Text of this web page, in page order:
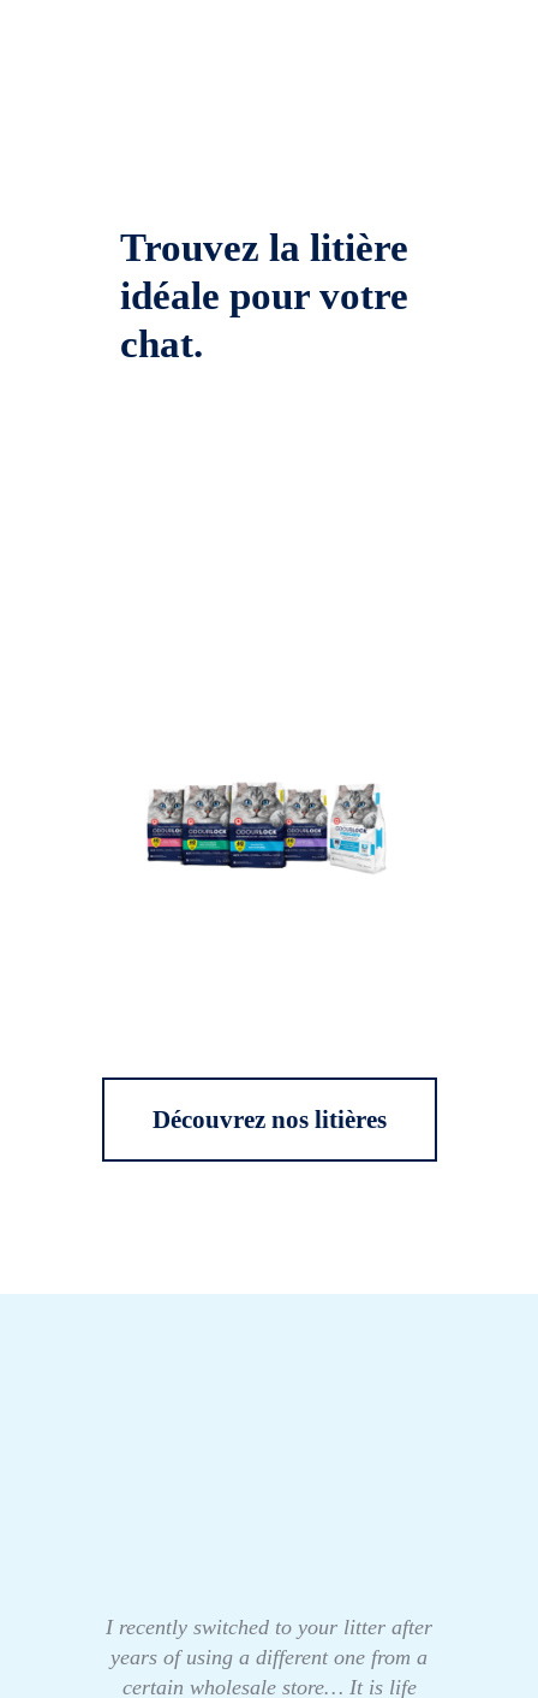
Trouvez la litière
idéale pour votre
chat.
Découvrez nos litières
I recently switched to your litter after
years of using a different one from a
certain wholesale store… It is life